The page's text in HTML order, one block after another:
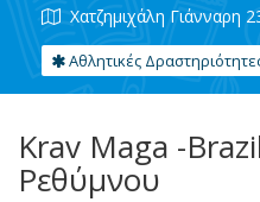
Χατζημιχάλη Γιάνναρη
Αθλητικές
Krav Maga -
Ρεθύμνου